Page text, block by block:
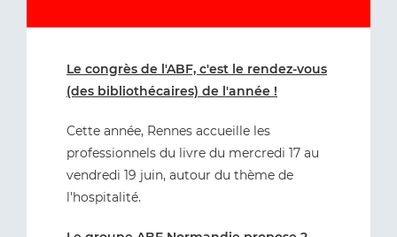
Le congrès de l'ABF, c'est le rendez-vous
(des bibliothécaires) de l'année !
Cette année, Rennes accueille les
professionnels du livre du mercredi 17 au
vendredi 19 juin, autour du thème de
l'hospitalité.